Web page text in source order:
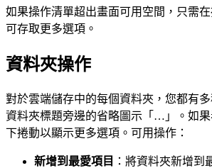
如果操作清單超出畫面可用空間，只需
可存取更多選項。
資料夾操作
對於雲端儲存中的每個資料夾，您都有
資料夾標題旁邊的省略圖示「…」。如
下捲動以顯示更多選項。可用操作：
新增到最愛項目 ：將資料夾新增到